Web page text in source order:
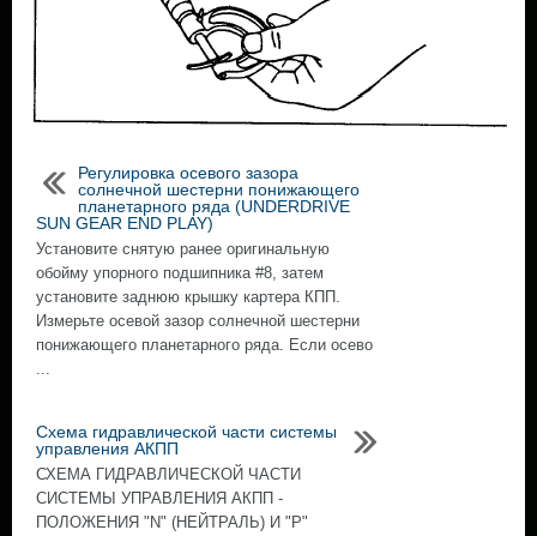
Регулировка осевого зазора
солнечной шестерни понижающего
планетарного ряда (UNDERDRIVE
SUN GEAR END PLAY)
Установите снятую ранее оригинальную
обойму упорного подшипника #8, затем
установите заднюю крышку картера КПП.
Измерьте осевой зазор солнечной шестерни
понижающего планетарного ряда. Если осево
...
Схема гидравлической части системы
управления АКПП
СХЕМА ГИДРАВЛИЧЕСКОЙ ЧАСТИ
СИСТЕМЫ УПРАВЛЕНИЯ АКПП -
ПОЛОЖЕНИЯ "N" (НЕЙТРАЛЬ) И "P"